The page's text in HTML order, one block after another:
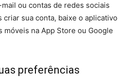
ou contas de redes sociais
criar sua conta, baixe o aplicativo
móveis na App Store ou Google
preferências